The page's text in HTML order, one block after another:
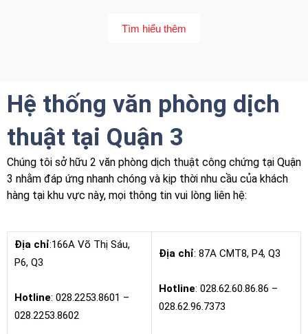
Tìm hiểu thêm
Hệ thống văn phòng dịch
thuật tại Quận 3
Chúng tôi sở hữu 2 văn phòng dịch thuật công chứng tại Quận
3 nhằm đáp ứng nhanh chóng và kịp thời nhu cầu của khách
hàng tại khu vực này, mọi thông tin vui lòng liên hệ:
Địa chỉ:166A Võ Thị Sáu,
P6, Q3
Hotline: 028.2253.8601 –
028.2253.8602
Địa chỉ: 87A CMT8, P4, Q3
Hotline: 028.62.60.86.86 –
028.62.96.7373